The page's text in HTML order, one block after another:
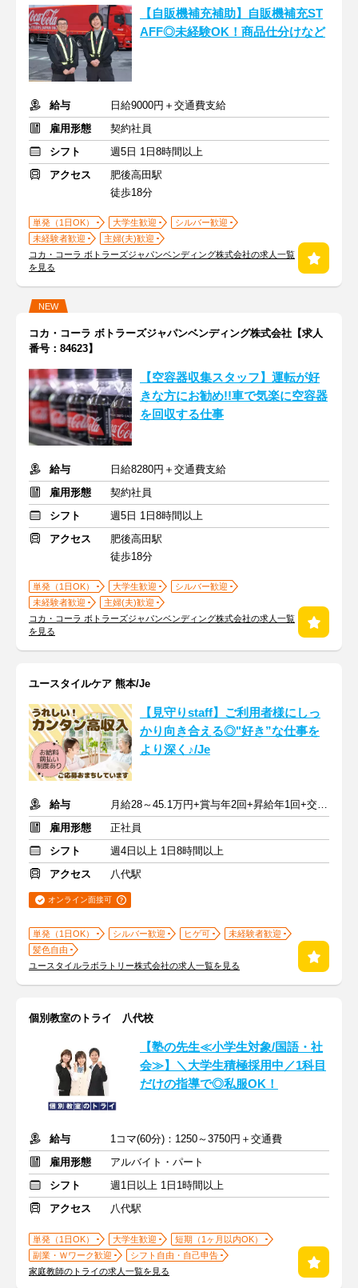
【自販機補充補助】自販機補充ST
AFF◎未経験OK！商品仕分けなど
給与
日給9000円＋交通費支給
雇用形態
契約社員
シフト
週5日 1日8時間以上
アクセス
肥後高田駅
徒歩18分
単発（1日OK） 大学生歓迎
シルバー歓迎
未経験者歓迎
主婦(夫)歓迎
コカ・コーラ ボトラーズジャパンベンディング株式会社の求人一覧
を見る
NEW
コカ・コーラ ボトラーズジャパンベンディング株式会社【求人
番号：84623】
【空容器収集スタッフ】運転が好
きな方にお勧め!!車で気楽に空容器
を回収する仕事
給与
日給8280円＋交通費支給
雇用形態
契約社員
シフト
週5日 1日8時間以上
アクセス
肥後高田駅
徒歩18分
単発（1日OK） 大学生歓迎
シルバー歓迎
未経験者歓迎
主婦(夫)歓迎
コカ・コーラ ボトラーズジャパンベンディング株式会社の求人一覧
を見る
ユースタイルケア 熊本/Je
【見守りstaff】ご利用者様にしっ
かり向き合える◎"好き”な仕事を
より深く♪/Je
給与
月給28～45.1万円+賞与年2回+昇給年1回+交通費全額
雇用形態
正社員
シフト
週4日以上 1日8時間以上
アクセス
八代駅
オンライン面接可
単発（1日OK） シルバー歓迎 ヒゲ可
未経験者歓迎
髪色自由
ユースタイルラボラトリー株式会社の求人一覧を見る
個別教室のトライ 八代校
【塾の先生≪小学生対象/国語・社
会≫】＼大学生積極採用中／1科目
だけの指導で◎私服OK！
給与
1コマ(60分)：1250～3750円＋交通費
雇用形態
アルバイト・パート
シフト
週1日以上 1日1時間以上
アクセス
八代駅
単発（1日OK） 大学生歓迎
短期（1ヶ月以内OK）
副業・Ｗワーク歓迎
シフト自由・自己申告
家庭教師のトライの求人一覧を見る